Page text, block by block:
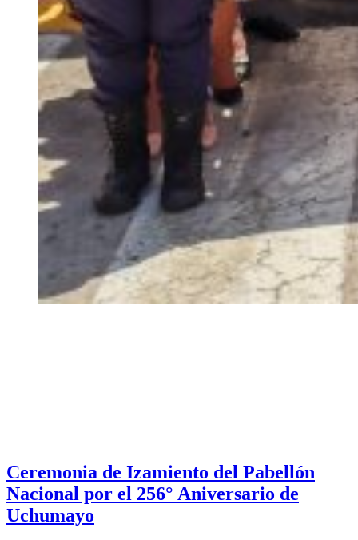
Ceremonia de Izamiento del Pabellón
Nacional por el 256° Aniversario de
Uchumayo